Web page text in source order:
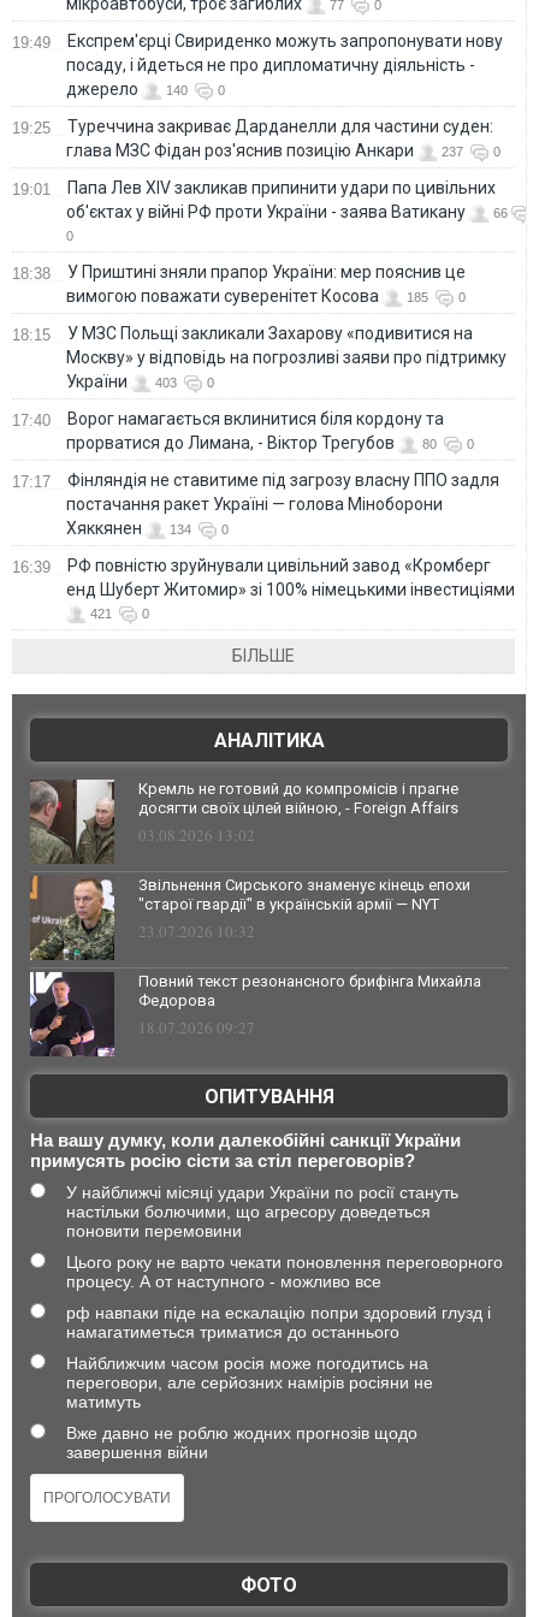
мікроавтобуси, троє загиблих 77 0
19:49
Експрем'єрці Свириденко можуть запропонувати нову
посаду, і йдеться не про дипломатичну діяльність -
джерело
140 0
19:25
Туреччина закриває Дарданелли для частини суден:
глава МЗС Фідан роз'яснив позицію Анкари
237 0
19:01
Папа Лев XIV закликав припинити удари по цивільних
об'єктах у війні РФ проти України - заява Ватикану
66
0
18:38
У Приштині зняли прапор України: мер пояснив це
вимогою поважати суверенітет Косова
185 0
18:15
У МЗС Польщі закликали Захарову «подивитися на
Москву» у відповідь на погрозливі заяви про підтримку
України
403 0
17:40
Ворог намагається вклинитися біля кордону та
прорватися до Лимана, - Віктор Трегубов
80 0
17:17
Фінляндія не ставитиме під загрозу власну ППО задля
постачання ракет Україні — голова Міноборони
Хяккянен
134 0
16:39
РФ повністю зруйнували цивільний завод «Кромберг
енд Шуберт Житомир» зі 100% німецькими інвестиціями
421 0
БІЛЬШЕ
АНАЛІТИКА
Кремль не готовий до компромісів і прагне
досягти своїх цілей війною, - Foreign Affairs
03.08.2026 13:02
Звільнення Сирського знаменує кінець епохи
"старої гвардії" в українській армії — NYT
23.07.2026 10:32
Повний текст резонансного брифінга Михайла
Федорова
18.07.2026 09:27
ОПИТУВАННЯ
На вашу думку, коли далекобійні санкції України
примусять росію сісти за стіл переговорів?
У найближчі місяці удари України по росії стануть
настільки болючими, що агресору доведеться
поновити перемовини
Цього року не варто чекати поновлення переговорного
процесу. А от наступного - можливо все
рф навпаки піде на ескалацію попри здоровий глузд і
намагатиметься триматися до останнього
Найближчим часом росія може погодитись на
переговори, але серйозних намірів росіяни не
матимуть
Вже давно не роблю жодних прогнозів щодо
завершення війни
ФОТО